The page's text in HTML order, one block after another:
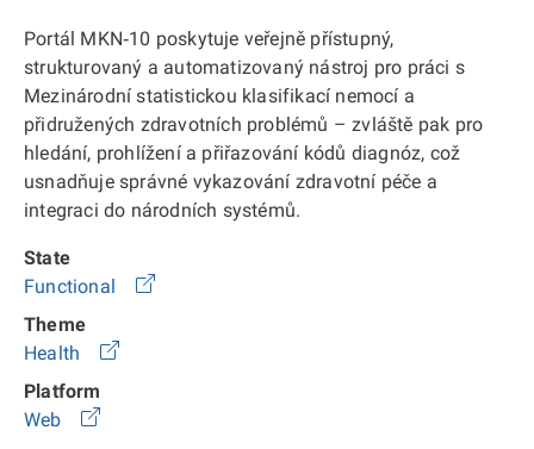
Portál MKN‑10 poskytuje veřejně přístupný,
strukturovaný a automatizovaný nástroj pro práci s
Mezinárodní statistickou klasifikací nemocí a
přidružených zdravotních problémů – zvláště pak pro
hledání, prohlížení a přiřazování kódů diagnóz, což
usnadňuje správné vykazování zdravotní péče a
integraci do národních systémů.
State
Functional
Theme
Health
Platform
Web